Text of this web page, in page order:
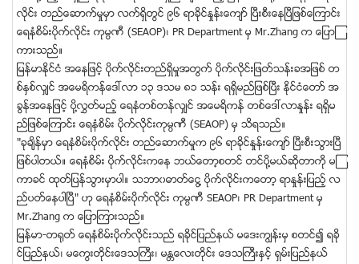
လိုင္း တည္ေဆာက္မႈမွာ လက္ရွိတြင္ ၉၆ ရာခိုင္ႏႈန္းေက်ာ္ ၿပီးစီးေနၿပီျဖစ္ေၾကာင္း
ေရနံစိမ္းပိုက္လုိင္း ကုမၸဏီ (SEAOP)၊ PR Department မွ Mr.Zhang က ေျပာၾ
ကားသည္။
ျမန္မာႏုိင္ငံ အေနျဖင့္ ပိုက္လုိင္းတည္ရွိမႈအတြက္ ပိုက္လုိင္းျဖတ္သန္းခအျဖစ္ တ
စ္ႏွစ္လွ်င္ အေမရိကန္ေဒၚလာ ၁၃ ဒသမ ၈၁ သန္း ရရွိမည္ျဖစ္ၿပီး ႏုိင္ငံေတာ္ အ
ခြန္အေနျဖင့္ ပို႔လႊတ္မည့္ ေရနံတစ္တန္လွ်င္ အေမရိကန္ တစ္ေဒၚလာႏႈန္း ရရွိမ
ည္ျဖစ္ေၾကာင္း ေရနံစိမ္း ပိုက္လုိင္းကုမၸဏီ (SEAOP) မွ သိရသည္။
"ခုခ်ိန္မွာ ေရနံစိမ္းပိုက္လိုင္း တည္ေဆာက္မႈက ၉၆ ရာခိုင္ႏႈန္းေက်ာ္ ၿပီးစီးသြားၿပီ
ျဖစ္ပါတယ္။ ေရနံစိမ္း ပိုက္လုိင္းကေန ဘယ္ေတာ့စတင္ တင္ပို႔မယ္ဆိုတာကို မၾ
ကာခင္ ထုတ္ျပန္သြားမွာပါ။ သဘာ၀ဓာတ္ေငြ႔ ပိုက္လုိင္းကေတာ့ ရာႏႈန္းျပည့္ လ
ည္ပတ္ေနပါၿပီ" ဟု ေရနံစိမ္းပိုက္လုိင္း ကုမၸဏီ SEAOP၊ PR Department မွ
Mr.Zhang က ေျပာၾကားသည္။
ျမန္မာ-တ႐ုတ္ ေရနံစိမ္းပိုက္လုိင္းသည္ ရခိုင္ျပည္နယ္ မေဒးကြၽန္းမွ စတင္၍ ရခို
င္ျပည္နယ္၊ မေကြးတုိင္းေဒသႀကီး၊ မႏၲေလးတုိင္း ေဒသႀကီးႏွင့္ ရွမ္းျပည္နယ္